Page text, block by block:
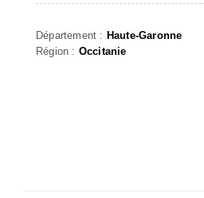
Département : Haute-Garonne
Région : Occitanie